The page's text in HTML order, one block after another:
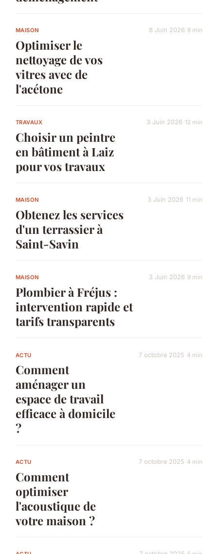
MAISON
Optimiser le
nettoyage de vos
vitres avec de
l'acétone
8 Juin 2026 8 min
TRAVAUX
Choisir un peintre
en bâtiment à Laiz
pour vos travaux
3 Juin 2026 12 min
MAISON
Obtenez les services
d'un terrassier à
Saint-Savin
3 Juin 2026 11 min
MAISON
Plombier à Fréjus :
intervention rapide et
tarifs transparents
3 Juin 2026 9 min
ACTU
Comment
aménager un
espace de travail
efficace à domicile
?
7 octobre 2025 4 min
ACTU
Comment
optimiser
l'acoustique de
votre maison ?
7 octobre 2025 4 min